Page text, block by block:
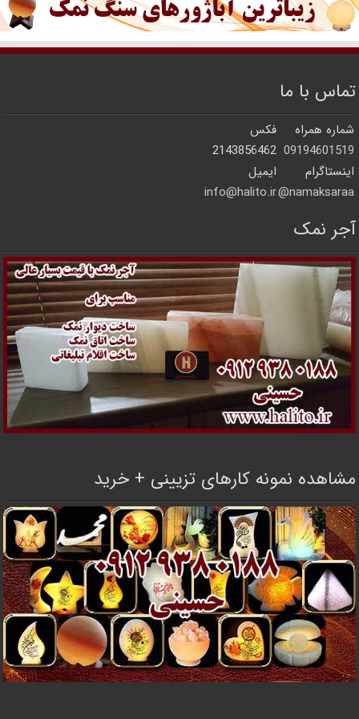
تماس با ما
شماره همراه
فکس
09194601519
2143856462
اینستاگرام
ایمیل
namaksaraa@
info@halito.ir
آجر نمک
مشاهده نمونه کارهای تزیینی + خرید